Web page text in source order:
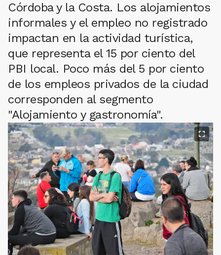
Córdoba y la Costa. Los alojamientos
informales y el empleo no registrado
impactan en la actividad turística,
que representa el 15 por ciento del
PBI local. Poco más del 5 por ciento
de los empleos privados de la ciudad
corresponden al segmento
"Alojamiento y gastronomía".